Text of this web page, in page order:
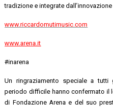
tradizione e integrate
www.riccardomutimusic.com
www.arena.it
#inarena
Un ringraziamento speciale a
periodo difficile hanno confermato
di Fondazione Arena e del suo